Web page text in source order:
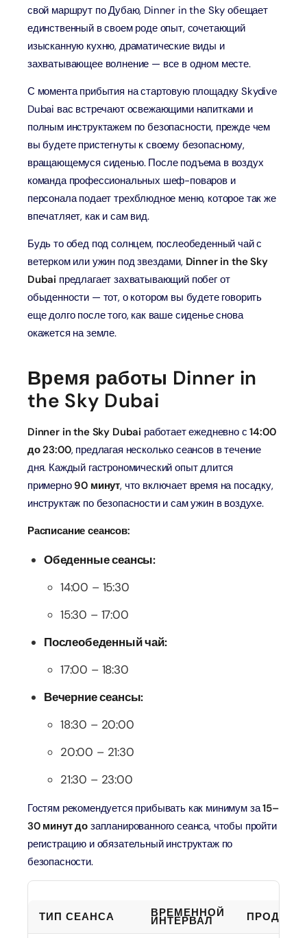
свой маршрут по Дубаю, Dinner in the Sky обещает
единственный в своем роде опыт, сочетающий
изысканную кухню, драматические виды и
захватывающее волнение — все в одном месте.
С момента прибытия на стартовую площадку Skydive
Dubai вас встречают освежающими напитками и
полным инструктажем по безопасности, прежде чем
вы будете пристегнуты к своему безопасному,
вращающемуся сиденью. После подъема в воздух
команда профессиональных шеф-поваров и
персонала подает трехблюдное меню, которое так же
впечатляет, как и сам вид.
Будь то обед под солнцем, послеобеденный чай с
ветерком или ужин под звездами, Dinner in the Sky
Dubai предлагает захватывающий побег от
обыденности — тот, о котором вы будете говорить
еще долго после того, как ваше сиденье снова
окажется на земле.
Время работы Dinner in
the Sky Dubai
Dinner in the Sky Dubai работает ежедневно с14:00
до 23:00, предлагая несколько сеансов в течение
дня. Каждый гастрономический опыт длится
примерно 90 минут, что включает время на посадку,
инструктаж по безопасности и сам ужин в воздухе.
Расписание сеансов:
Обеденные сеансы:
14:00 – 15:30
15:30 – 17:00
Послеобеденный чай:
17:00 – 18:30
Вечерние сеансы:
18:30 – 20:00
20:00 – 21:30
21:30 – 23:00
Гостям рекомендуется прибывать как минимум за15–
30 минут до запланированного сеанса, чтобы пройти
регистрацию и обязательный инструктаж по
безопасности.
ТИП СЕАНСА ВРЕМЕННОЙ
ИНТЕРВАЛ